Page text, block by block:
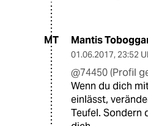
MT Mantis
01.06.2017, 23:52
@74450 (Profil
Wenn du dich
einlässt,
Teufel. Sondern